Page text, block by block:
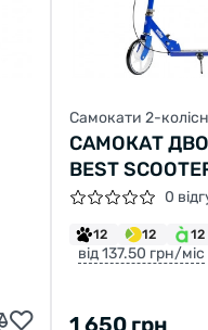
Самокати 2-
САМОКАТ
BEST
0
12 12 12
від 137.50 грн/міс